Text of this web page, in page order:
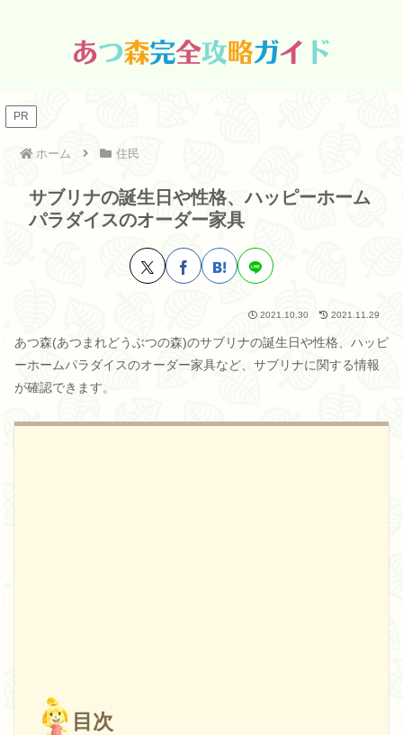
PR
ホーム 住民
サブリナの誕生日や性格、ハッピーホーム
パラダイスのオーダー家具
2021.10.30 2021.11.29
あつ森(あつまれどうぶつの森)のサブリナの誕生日や性格、ハッピ
ーホームパラダイスのオーダー家具など、サブリナに関する情報
が確認できます。
目次